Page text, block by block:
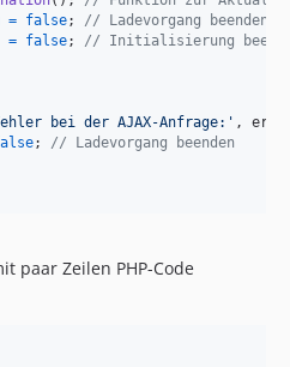
= false;
// Ladevorgang beenden
= false;
// Initialisierung
bei der AJAX-Anfrage:' ,
;
// Ladevorgang beenden
paar Zeilen PHP-Code